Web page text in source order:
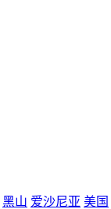
黑山 爱沙尼亚 美国